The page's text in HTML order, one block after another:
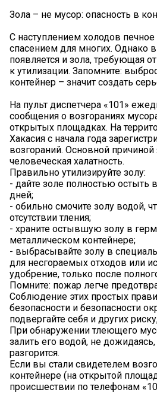
Зола – не мусор: опасность в
С наступлением холодов печное
спасением для многих. Однако
появляется и зола, требующая
к утилизации. Запомните:
контейнер – значит создать
На пульт диспетчера «101»
сообщения о возгораниях
открытых площадках. На
Хакасия с начала года
возгораний. Основной причиной
человеческая халатность.
Правильно утилизируйте золу:
- дайте золе полностью остыть
дней;
- обильно смочите золу водой,
отсутствии тления;
- храните остывшую золу в
металлическом контейнере;
- выбрасывайте золу в
для несгораемых отходов или
удобрение, только после
Помните: пожар легче
Соблюдение этих простых
безопасности и безопасности
подвергайте себя и других
При обнаружении тлеющего
залить его водой, не дожидаясь,
разгорится.
Если вы стали свидетелем
контейнере (на открытой
происшествии по телефонам